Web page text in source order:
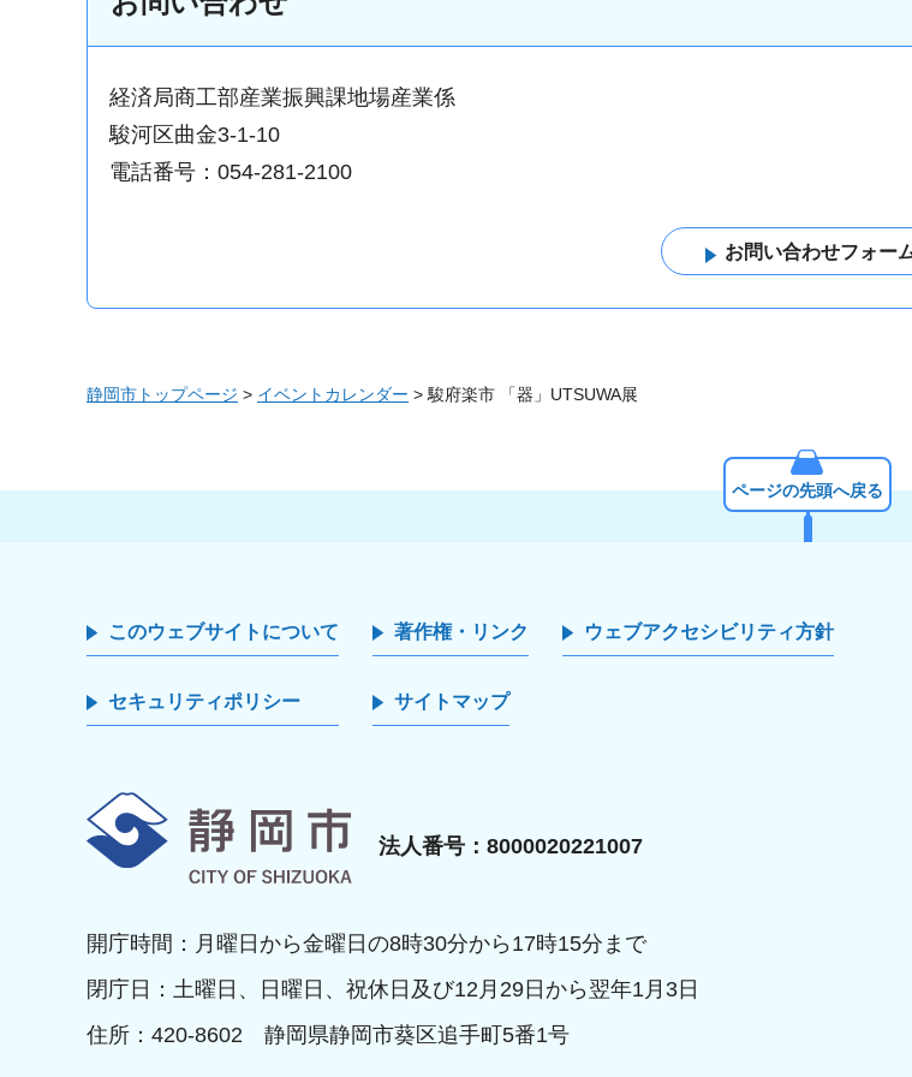
経済局商工部産業振興課地場産業係
駿河区曲金3-1-10
電話番号：054-281-2100
静岡市トップページ > イベントカレンダー > 駿府楽市 「器」UTSUWA展
ページの先頭へ戻る
このウェブサイトについて 著作権・リンク ウェブアクセシビリティ方針
セキュリティポリシー サイトマップ
法人番号：8000020221007
開庁時間：月曜日から金曜日の8時30分から17時15分まで
閉庁日：土曜日、日曜日、祝休日及び12月29日から翌年1月3日
住所：420-8602 静岡県静岡市葵区追手町5番1号